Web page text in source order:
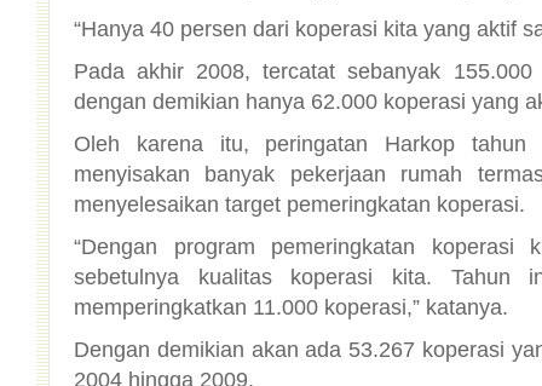
“Hanya 40 persen dari koperasi kita yang aktif
Pada akhir 2008, tercatat sebanyak
dengan demikian hanya 62.000 koperasi yang
Oleh karena itu, peringatan Harkop
menyisakan banyak pekerjaan rumah
menyelesaikan target pemeringkatan koperasi.
“Dengan program pemeringkatan koperasi
sebetulnya kualitas koperasi kita. Tahun
memperingkatkan 11.000 koperasi,” katanya.
Dengan demikian akan ada 53.267 koperasi
2004 hingga 2009.